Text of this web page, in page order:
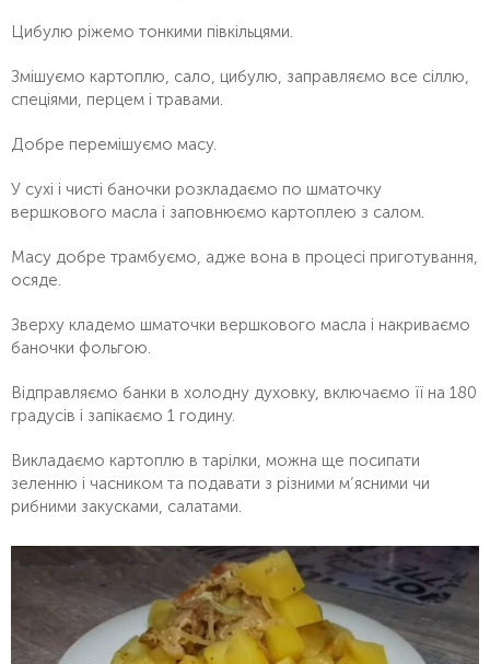
Цибулю ріжемо тонкими півкільцями.
Змішуємо картоплю, сало, цибулю, заправляємо все сіллю,
спеціями, перцем і травами.
Добре перемішуємо масу.
У сухі і чисті баночки розкладаємо по шматочку
вершкового масла і заповнюємо картоплею з салом.
Масу добре трамбуємо, адже вона в процесі приготування,
осяде.
Зверху кладемо шматочки вершкового масла і накриваємо
баночки фольгою.
Відправляємо банки в холодну духовку, включаємо її на 180
градусів і запікаємо 1 годину.
Викладаємо картоплю в тарілки, можна ще посипати
зеленню і часником та подавати з різними м’ясними чи
рибними закусками, салатами.